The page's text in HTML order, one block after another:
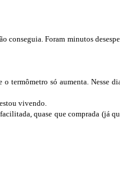
Foram minutos
termômetro só aumenta. Nesse
vivendo.
quase que comprada (já